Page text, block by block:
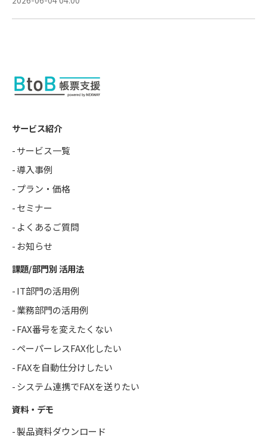
サービス紹介
サービス一覧
導入事例
プラン・価格
セミナー
よくあるご質問
お知らせ
課題/部門別 活用法
IT部門の活用例
業務部門の活用例
FAX番号を変えたくない
ペーパーレスFAX化したい
FAXを自動仕分けしたい
システム連携でFAXを送りたい
資料・デモ
製品資料ダウンロード